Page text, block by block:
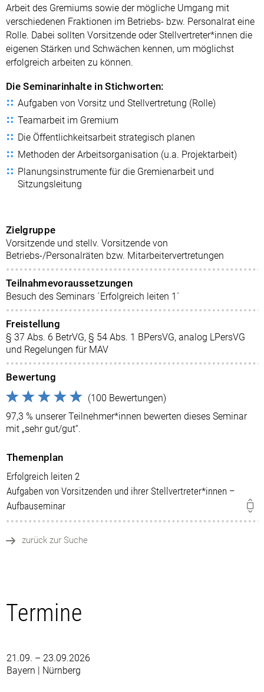
Arbeit des Gremiums sowie der mögliche Umgang mit
verschiedenen Fraktionen im Betriebs- bzw. Personalrat eine
Rolle. Dabei sollten Vorsitzende oder Stellvertreter*innen die
eigenen Stärken und Schwächen kennen, um möglichst
erfolgreich arbeiten zu können.
Die Seminarinhalte in Stichworten:
Aufgaben von Vorsitz und Stellvertretung (Rolle)
Teamarbeit im Gremium
Die Öffentlichkeitsarbeit strategisch planen
Methoden der Arbeitsorganisation (u.a. Projektarbeit)
Planungsinstrumente für die Gremienarbeit und
Sitzungsleitung
Zielgruppe
Vorsitzende und stellv. Vorsitzende von
Betriebs-/Personalräten bzw. Mitarbeitervertretungen
Teilnahmevoraussetzungen
Besuch des Seminars ´Erfolgreich leiten 1´
Freistellung
§ 37 Abs. 6 BetrVG, § 54 Abs. 1 BPersVG, analog LPersVG
und Regelungen für MAV
Bewertung
(100 Bewertungen)
97,3 % unserer Teilnehmer*innen bewerten dieses Seminar
mit „sehr gut/gut“.
Themenplan
Erfolgreich leiten 2
Aufgaben von Vorsitzenden und ihrer Stellvertreter*innen –
Aufbauseminar
zurück zur Suche
Termine
21.09. – 23.09.2026
Bayern | Nürnberg